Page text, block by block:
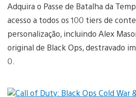
Adquira o Passe de Batalha da
acesso a todos os 100 tiers de
personalização, incluindo Alex
original de Black Ops, destravado
0.